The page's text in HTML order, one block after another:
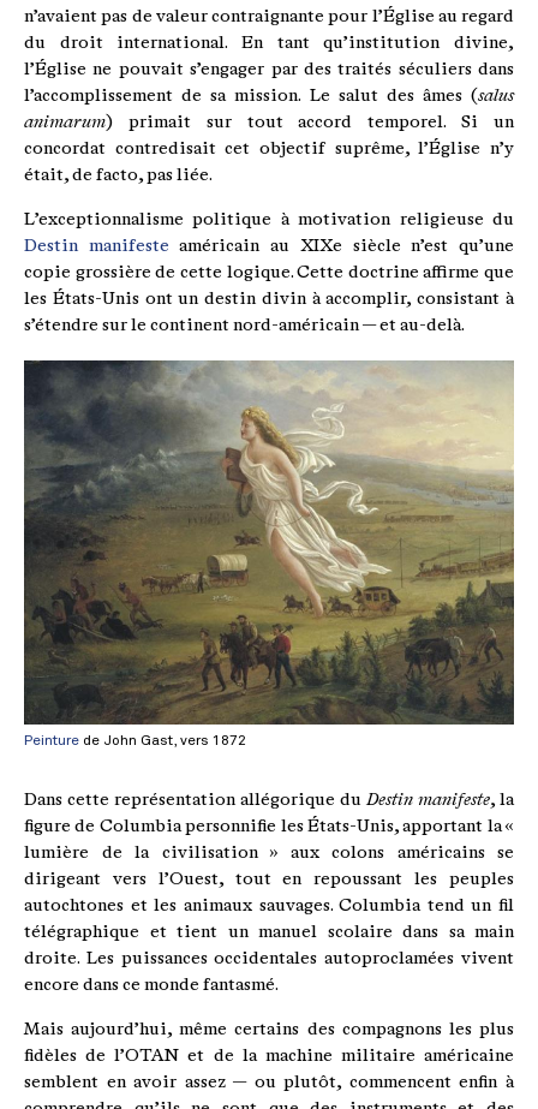
n’avaient pas de valeur contraignante pour l’Église au regard
du droit international. En tant qu’institution divine,
l’Église ne pouvait s’engager par des traités séculiers dans
l’accomplissement de sa mission. Le salut des âmes (salus
animarum) primait sur tout accord temporel. Si un
concordat contredisait cet objectif suprême, l’Église n’y
était, de facto, pas liée.
L’exceptionnalisme politique à motivation religieuse du
Destin manifeste américain au XIXe siècle n’est qu’une
copie grossière de cette logique. Cette doctrine affirme que
les États-Unis ont un destin divin à accomplir, consistant à
s’étendre sur le continent nord-américain — et au-delà.
Peinture de John Gast, vers 1872
Dans cette représentation allégorique du Destin manifeste, la
figure de Columbia personnifie les États-Unis, apportant la «
lumière de la civilisation » aux colons américains se
dirigeant vers l’Ouest, tout en repoussant les peuples
autochtones et les animaux sauvages. Columbia tend un fil
télégraphique et tient un manuel scolaire dans sa main
droite. Les puissances occidentales autoproclamées vivent
encore dans ce monde fantasmé.
Mais aujourd’hui, même certains des compagnons les plus
fidèles de l’OTAN et de la machine militaire américaine
semblent en avoir assez — ou plutôt, commencent enfin à